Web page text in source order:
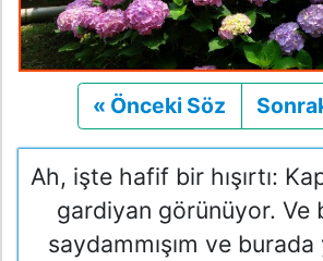
« Önceki Söz Önceki
Ah, işte hafif bir hışırtı:
gardiyan görünüyor. Ve
saydammışım ve